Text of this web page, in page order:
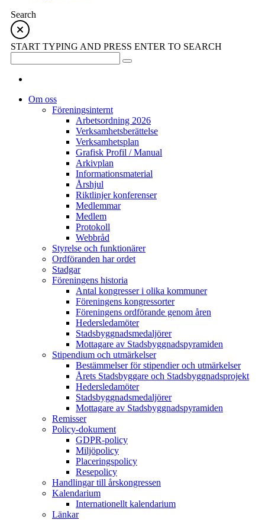
Search
START TYPING AND PRESS ENTER TO SEARCH
Om oss
Föreningsinternt
Arbetsordning 2026
Verksamhetsberättelse
Verksamhetsplan
Grafisk Profil / Manual
Arkivplan
Informationsmaterial
Årshjul
Riktlinjer konferenser
Medlemmar
Medlem
Protokoll
Webbråd
Styrelse och funktionärer
Ordföranden har ordet
Stadgar
Föreningens historia
Antal kongresser i olika kommuner
Föreningens kongressorter
Föreningens ordförande genom åren
Hedersledamöter
Stadsbyggnadsmedaljörer
Mottagare av Stadsbyggnadspyramiden
Stipendium och utmärkelser
Bestämmelser för stipendier och utmärkelser
Årets Stadsbyggare och Stadsbyggnadsprojekt
Hedersledamöter
Stadsbyggnadsmedaljörer
Mottagare av Stadsbyggnadspyramiden
Remisser
Policy-dokument
GDPR-policy
Miljöpolicy
Placeringspolicy
Resepolicy
Handlingar till årskongressen
Kalendarium
Internationellt kalendarium
Länkar